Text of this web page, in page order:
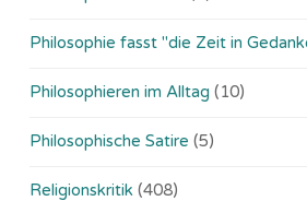
Philosophie fasst "die Zeit in
Philosophieren im Alltag (10)
Philosophische Satire (5)
Religionskritik (408)